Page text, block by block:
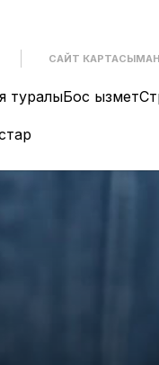
САЙТ КАРТАСЫ
туралыБос қызмет